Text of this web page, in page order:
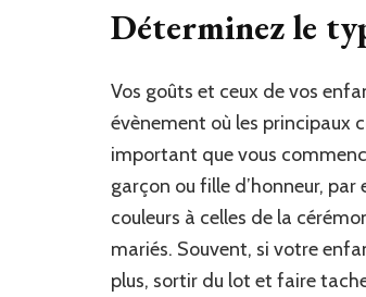
Déterminez le
Vos goûts et ceux de vos
évènement où les principaux
important que vous
garçon ou fille d’honneur,
couleurs à celles de la
mariés. Souvent, si votre
plus, sortir du lot et faire